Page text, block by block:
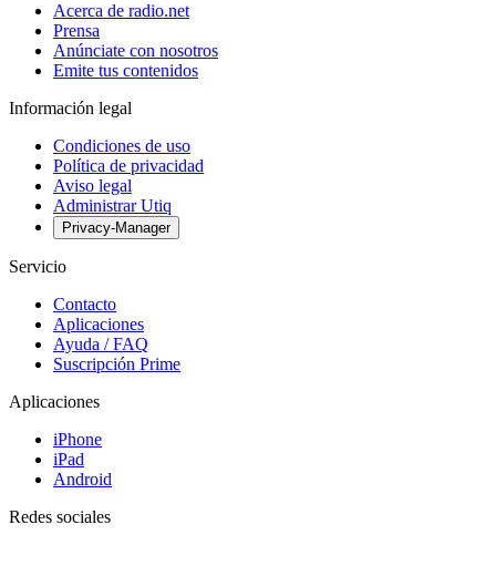
Acerca de radio.net
Prensa
Anúnciate con nosotros
Emite tus contenidos
Información legal
Condiciones de uso
Política de privacidad
Aviso legal
Administrar Utiq
Privacy-Manager
Servicio
Contacto
Aplicaciones
Ayuda / FAQ
Suscripción Prime
Aplicaciones
iPhone
iPad
Android
Redes sociales